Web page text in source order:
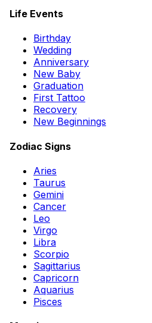
Life Events
Birthday
Wedding
Anniversary
New Baby
Graduation
First Tattoo
Recovery
New Beginnings
Zodiac Signs
Aries
Taurus
Gemini
Cancer
Leo
Virgo
Libra
Scorpio
Sagittarius
Capricorn
Aquarius
Pisces